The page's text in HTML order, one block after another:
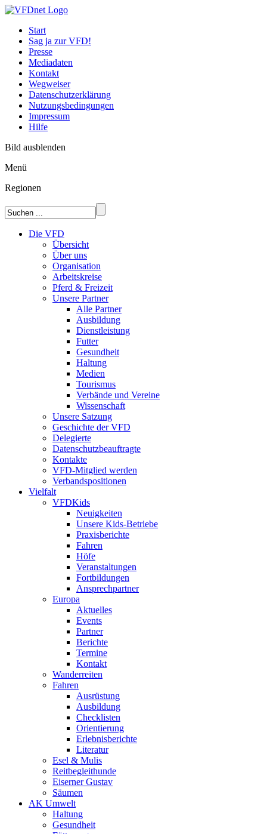
Start
Sag ja zur VFD!
Presse
Mediadaten
Kontakt
Wegweiser
Datenschutzerklärung
Nutzungsbedingungen
Impressum
Hilfe
Bild ausblenden
Menü
Regionen
Die VFD
Übersicht
Über uns
Organisation
Arbeitskreise
Pferd & Freizeit
Unsere Partner
Alle Partner
Ausbildung
Dienstleistung
Futter
Gesundheit
Haltung
Medien
Tourismus
Verbände und Vereine
Wissenschaft
Unsere Satzung
Geschichte der VFD
Delegierte
Datenschutzbeauftragte
Kontakte
VFD-Mitglied werden
Verbandspositionen
Vielfalt
VFDKids
Neuigkeiten
Unsere Kids-Betriebe
Praxisberichte
Fahren
Höfe
Veranstaltungen
Fortbildungen
Ansprechpartner
Europa
Aktuelles
Events
Partner
Berichte
Termine
Kontakt
Wanderreiten
Fahren
Ausrüstung
Ausbildung
Checklisten
Orientierung
Erlebnisberichte
Literatur
Esel & Mulis
Reitbegleithunde
Eiserner Gustav
Säumen
AK Umwelt
Haltung
Gesundheit